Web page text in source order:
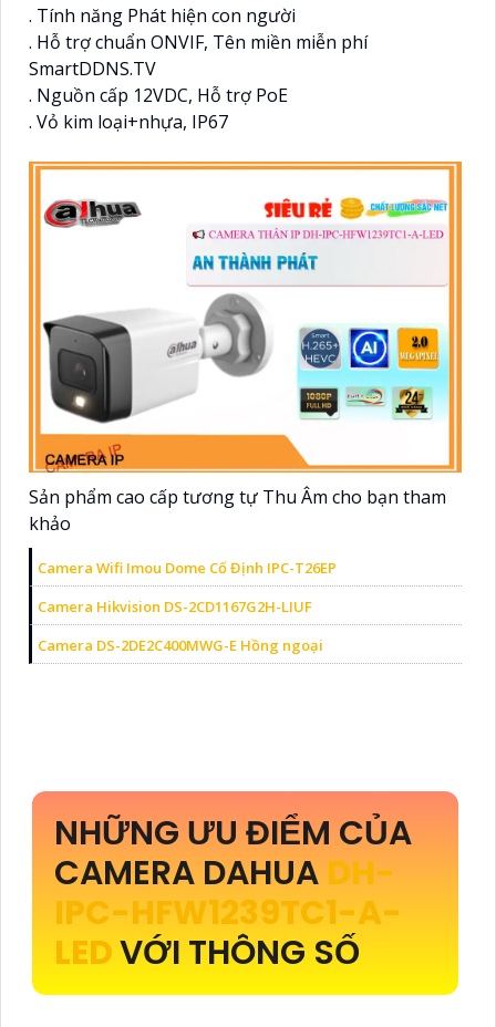
. Tính năng Phát hiện con người
. Hỗ trợ chuẩn ONVIF, Tên miền miễn phí
SmartDDNS.TV
. Nguồn cấp 12VDC, Hỗ trợ PoE
. Vỏ kim loại+nhựa, IP67
Sản phẩm cao cấp tương tự Thu Âm cho bạn tham
khảo
Camera Wifi Imou Dome Cố Định IPC-T26EP
Camera Hikvision DS-2CD1167G2H-LIUF
Camera DS-2DE2C400MWG-E Hồng ngoại
NHỮNG ƯU ĐIỂM CỦA
CAMERA DAHUA DH-
IPC-HFW1239TC1-A-
LEDVỚI THÔNG SỐ